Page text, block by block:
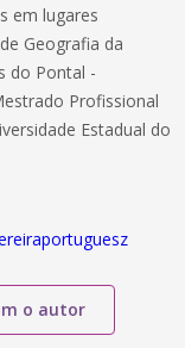
em lugares
Geografia da
do Pontal -
Profissional
Estadual do
o autor